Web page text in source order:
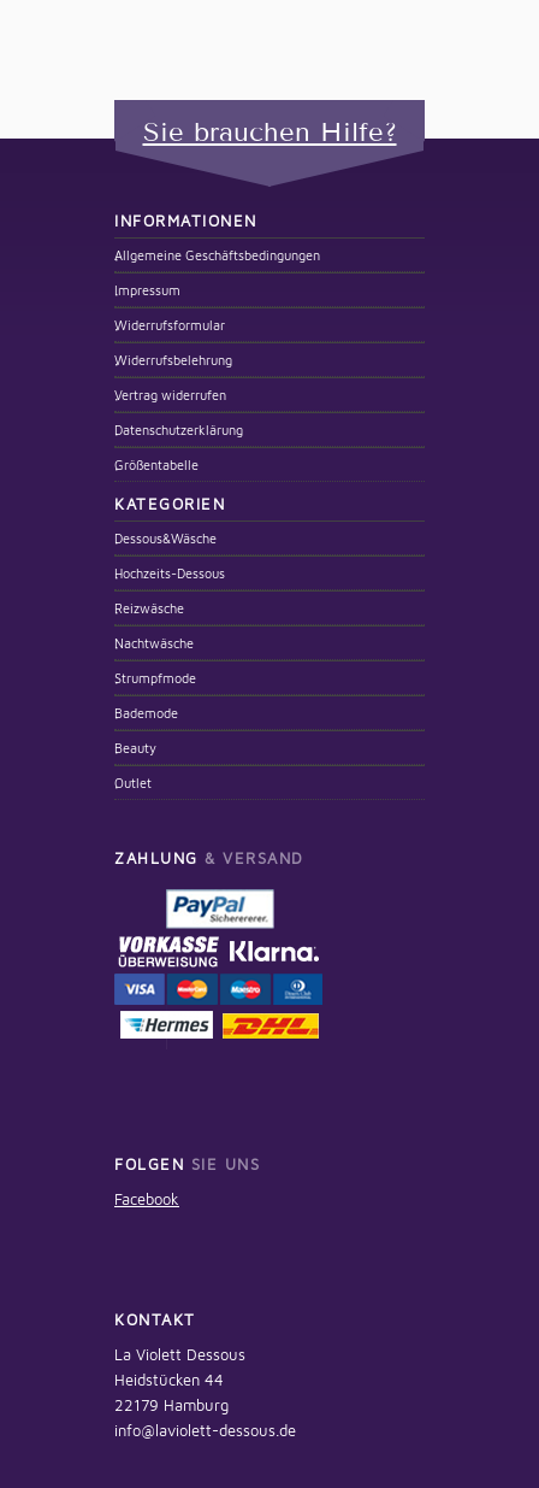
Sie brauchen Hilfe?
INFORMATIONEN
Allgemeine Geschäftsbedingungen
Impressum
Widerrufsformular
Widerrufsbelehrung
Vertrag widerrufen
Datenschutzerklärung
Größentabelle
KATEGORIEN
Dessous&Wäsche
Hochzeits-Dessous
Reizwäsche
Nachtwäsche
Strumpfmode
Bademode
Beauty
Outlet
ZAHLUNG & VERSAND
FOLGEN SIE UNS
Facebook
KONTAKT
La Violett Dessous
Heidstücken 44
22179 Hamburg
info@laviolett-dessous.de